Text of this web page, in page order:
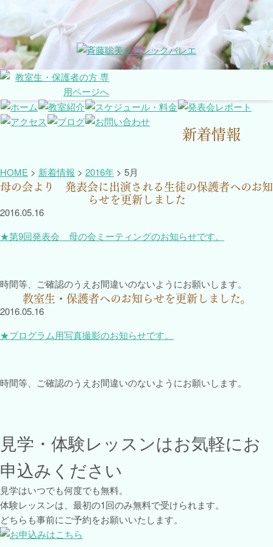
新着情報
HOME > 新着情報 > 2016年 > 5月
母の会より 発表会に出演される生徒の保護者へのお知
らせを更新しました
2016.05.16
★第9回発表会 母の会ミーティングのお知らせです。
時間等、ご確認のうえお間違いのないようにお願いします。
教室生・保護者へのお知らせを更新しました。
2016.05.16
★プログラム用写真撮影のお知らせです。
時間等、ご確認のうえお間違いのないようにお願いします。
見学・体験レッスンはお気軽にお
申込みください
見学はいつでも何度でも無料。
体験レッスンは、最初の1回のみ無料で受けられます。
どちらも事前にご予約をお願いいたします。